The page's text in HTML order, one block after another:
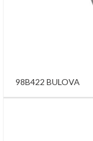
98B422 BULOVA